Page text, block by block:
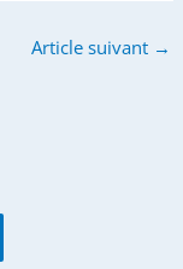
Article suivant →